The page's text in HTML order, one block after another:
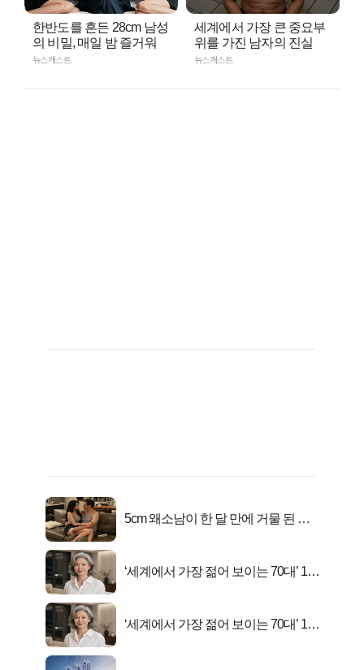
한반도를 흔든 28cm 남성
의 비밀, 매일 밤 즐거워
뉴스캐스트
세계에서 가장 큰 중요부
위를 가진 남자의 진실
뉴스캐스트
5cm 왜소남이 한 달 만에 거물 된 사
‘세계에서 가장 젊어 보이는 70대’ 1위
‘세계에서 가장 젊어 보이는 70대’ 1위